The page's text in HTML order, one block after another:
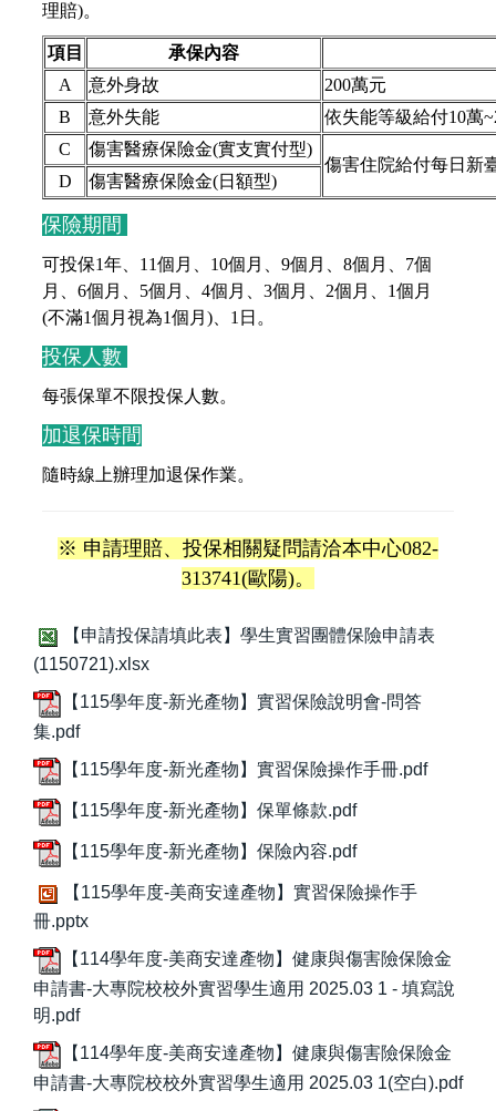
理賠)。
項目
承保內容
A
意外身故
200萬元
B
意外失能
依失能等級給付10萬
C
傷害醫療保險金(實支實付型)
傷害住院給付每日新
D
傷害醫療保險金(日額型)
保險期間
可投保1年、11個月、10個月、9個月、8個月、7個
月、6個月、5個月、4個月、3個月、2個月、1個月
(不滿1個月視為1個月)、1日。
投保人數
每張保單不限投保人數。
加退保時間
隨時線上辦理加退保作業。
※ 申請理賠、投保相關疑問請洽本中心082-
313741(歐陽)。
【申請投保請填此表】學生實習團體保險申請表
(1150721).xlsx
【115學年度-新光產物】實習保險說明會-問答
集.pdf
【115學年度-新光產物】實習保險操作手冊.pdf
【115學年度-新光產物】保單條款.pdf
【115學年度-新光產物】保險內容.pdf
【115學年度-美商安達產物】實習保險操作手
冊.pptx
【114學年度-美商安達產物】健康與傷害險保險金
申請書-大專院校校外實習學生適用 2025.03 1 - 填寫說
明.pdf
【114學年度-美商安達產物】健康與傷害險保險金
申請書-大專院校校外實習學生適用 2025.03 1(空白).pdf